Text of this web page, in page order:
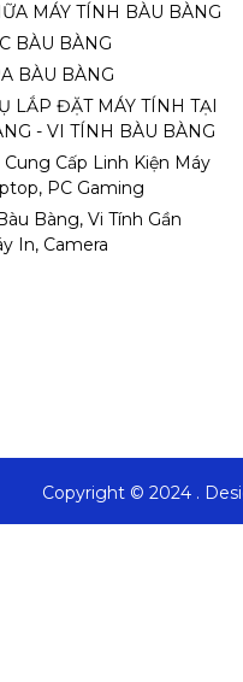
240P TK1 có thể
những dàn máy
MÁY TÍNH BÀU BÀNG
BÀU BÀNG
BÀU BÀNG
LẮP ĐẶT MÁY TÍNH TẠI
- VI TÍNH BÀU BÀNG
Cung Cấp Linh Kiện Máy
PC Gaming
Bàng, Vi Tính Gần
In, Camera
Copyright © 2024 .